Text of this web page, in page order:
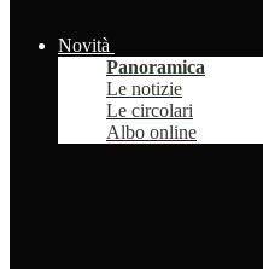
Novità
Panoramica
Le notizie
Le circolari
Albo online